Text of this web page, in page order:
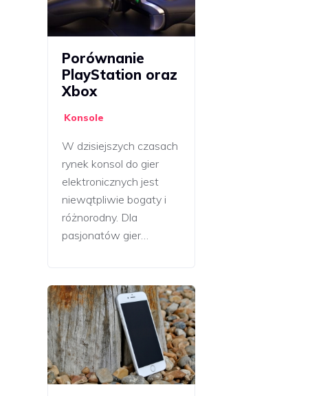
Porównanie
PlayStation oraz
Xbox
Konsole
W dzisiejszych czasach
rynek konsol do gier
elektronicznych jest
niewątpliwie bogaty i
różnorodny. Dla
pasjonatów gier…